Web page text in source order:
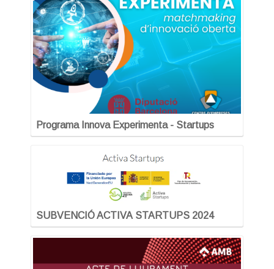
Programa Innova Experimenta - Startups
SUBVENCIÓ ACTIVA STARTUPS 2024